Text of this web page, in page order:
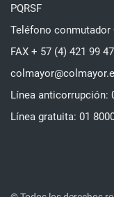
PQRSF
Teléfono conmutador
FAX + 57 (4) 421 99 47
Línea anticorrupción:
Línea gratuita: 01